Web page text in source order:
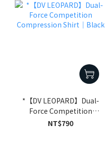
*【DV LEOPARD】Dual-
Force Competition
Compression Shirt｜
NT$790